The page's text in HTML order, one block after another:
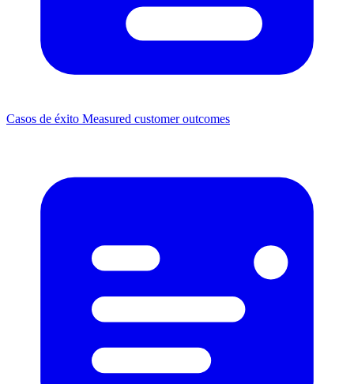
Casos de éxito Measured customer outcomes